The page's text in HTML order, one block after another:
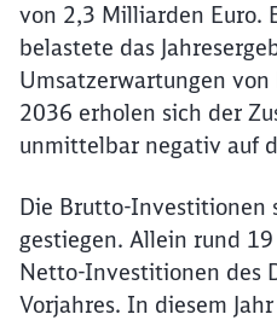
von 2,3 Milliarden Euro.
belastete das
Umsatzerwartungen
2036 erholen sich der
unmittelbar negativ auf
Die Brutto-Investitionen
gestiegen. Allein rund
Netto-Investitionen des
Vorjahres. In diesem